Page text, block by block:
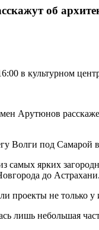
об
в культурном
Арутюнов
Волги под Самарой
самых ярких
до Астрахани.
проекты не только
лишь небольшая